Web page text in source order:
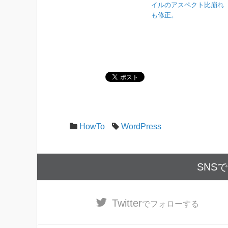
イルのアスペクト比崩れ
も修正。
HowTo WordPress
SNS
Twitterでフォローする